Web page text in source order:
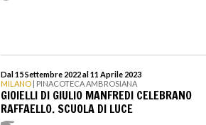
Dal 15 Settembre 2022 al 11 Aprile 2023
MILANO | PINACOTECA AMBROSIANA
GIOIELLI DI GIULIO MANFREDI CELEBRANO
RAFFAELLO. SCUOLA DI LUCE